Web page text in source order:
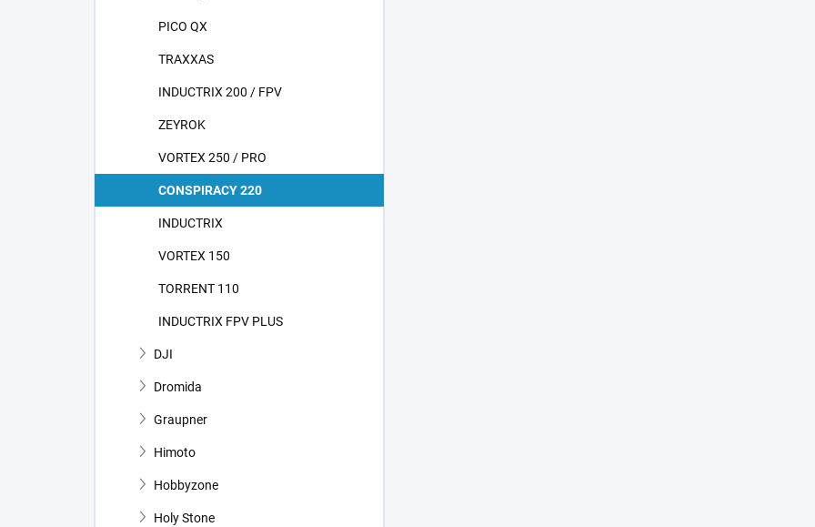
PICO QX
TRAXXAS
INDUCTRIX 200 / FPV
ZEYROK
VORTEX 250 / PRO
CONSPIRACY 220
INDUCTRIX
VORTEX 150
TORRENT 110
INDUCTRIX FPV PLUS
DJI
Dromida
Graupner
Himoto
Hobbyzone
Holy Stone